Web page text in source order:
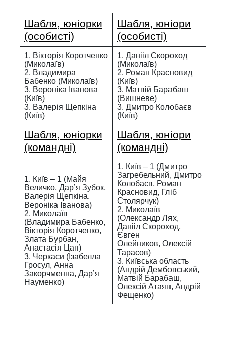
Шабля, юніорки
(особисті)
Шабля, юніори
(особисті)
1. Вікторія Коротченко
(Миколаїв)
2. Владимира
Бабенко (Миколаїв)
3. Вероніка Іванова
(Київ)
3. Валерія Щепкіна
(Київ)
1. Данііл Скороход
(Миколаїв)
2. Роман Красновид
(Київ)
3. Матвій Барабаш
(Вишневе)
3. Дмитро Колобаєв
(Київ)
Шабля, юніорки
(командні)
Шабля, юніори
(командні)
1. Київ – 1 (Майя
Величко, Дар’я Зубок,
Валерія Щепкіна,
Вероніка Іванова)
2. Миколаїв
(Владимира Бабенко,
Вікторія Коротченко,
Злата Бурбан,
Анастасія Цап)
3. Черкаси (Ізабелла
Гросул, Анна
Закорчменна, Дар’я
Науменко)
1. Київ – 1 (Дмитро
Загребельний, Дмитро
Колобаєв, Роман
Красновид, Гліб
Столярчук)
2. Миколаїв
(Олександр Лях,
Данііл Скороход,
Євген
Олейников, Олексій
Тарасов)
3. Київська область
(Андрій Дембовський,
Матвій Барабаш,
Олексій Атаян, Андрій
Фещенко)